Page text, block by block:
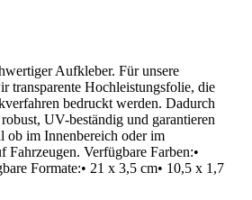
Aufkleber. Für unsere
transparente Hochleistungsfolie, die
bedruckt werden. Dadurch
UV-beständig und garantieren
ob im Innenbereich oder im
Fahrzeugen. Verfügbare Farben:•
Formate:• 21 x 3,5 cm• 10,5 x 1,7